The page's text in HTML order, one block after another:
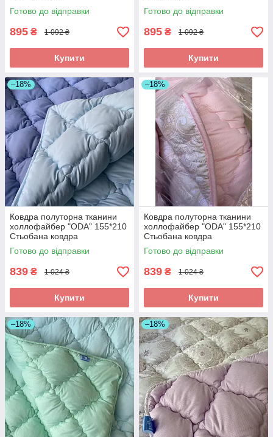
Готово до відправки
895 ₴ 1 092 ₴
Купити
Готово до відправки
895 ₴ 1 092 ₴
Купити
–18%
Ковдра полуторна тканини
холлофайбер "ODA" 155*210
Стьобана ковдра
Готово до відправки
839 ₴ 1 024 ₴
Купити
–18%
Ковдра полуторна тканини
холлофайбер "ODA" 155*210
Стьобана ковдра
Готово до відправки
839 ₴ 1 024 ₴
Купити
–18% –18%